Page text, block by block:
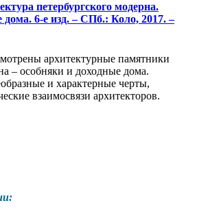
петербургского модерна.
6-е изд. – СПб.: Коло, 2017. –
архитектурные памятники
– особняки и доходные дома.
и характерные черты,
взаимосвязи архитекторов.